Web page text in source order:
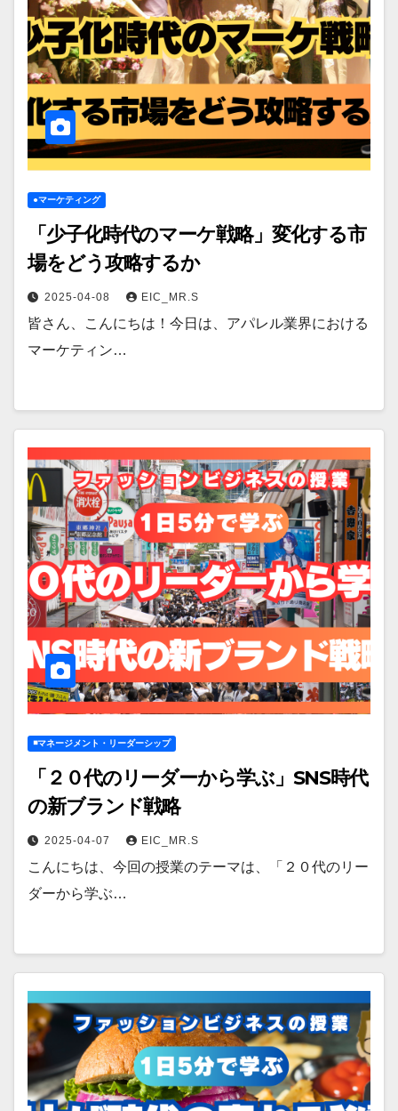
●マーケティング
「少子化時代のマーケ戦略」変化する市
場をどう攻略するか
2025-04-08 EIC_MR.S
皆さん、こんにちは！今日は、アパレル業界における
マーケティン…
◾️マネージメント・リーダーシップ
「２０代のリーダーから学ぶ」SNS時代
の新ブランド戦略
2025-04-07 EIC_MR.S
こんにちは、今回の授業のテーマは、「２０代のリー
ダーから学ぶ…